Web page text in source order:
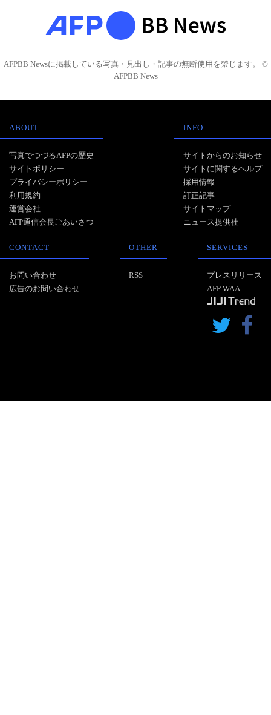
AFPBB Newsに掲載している写真・見出し・記事の無断使用を禁じます。 ©
AFPBB News
ABOUT
写真でつづるAFPの歴史
サイトポリシー
プライバシーポリシー
利用規約
運営会社
AFP通信会長ごあいさつ
INFO
サイトからのお知らせ
サイトに関するヘルプ
採用情報
訂正記事
サイトマップ
ニュース提供社
CONTACT
お問い合わせ
広告のお問い合わせ
OTHER
RSS
SERVICES
プレスリリース
AFP WAA